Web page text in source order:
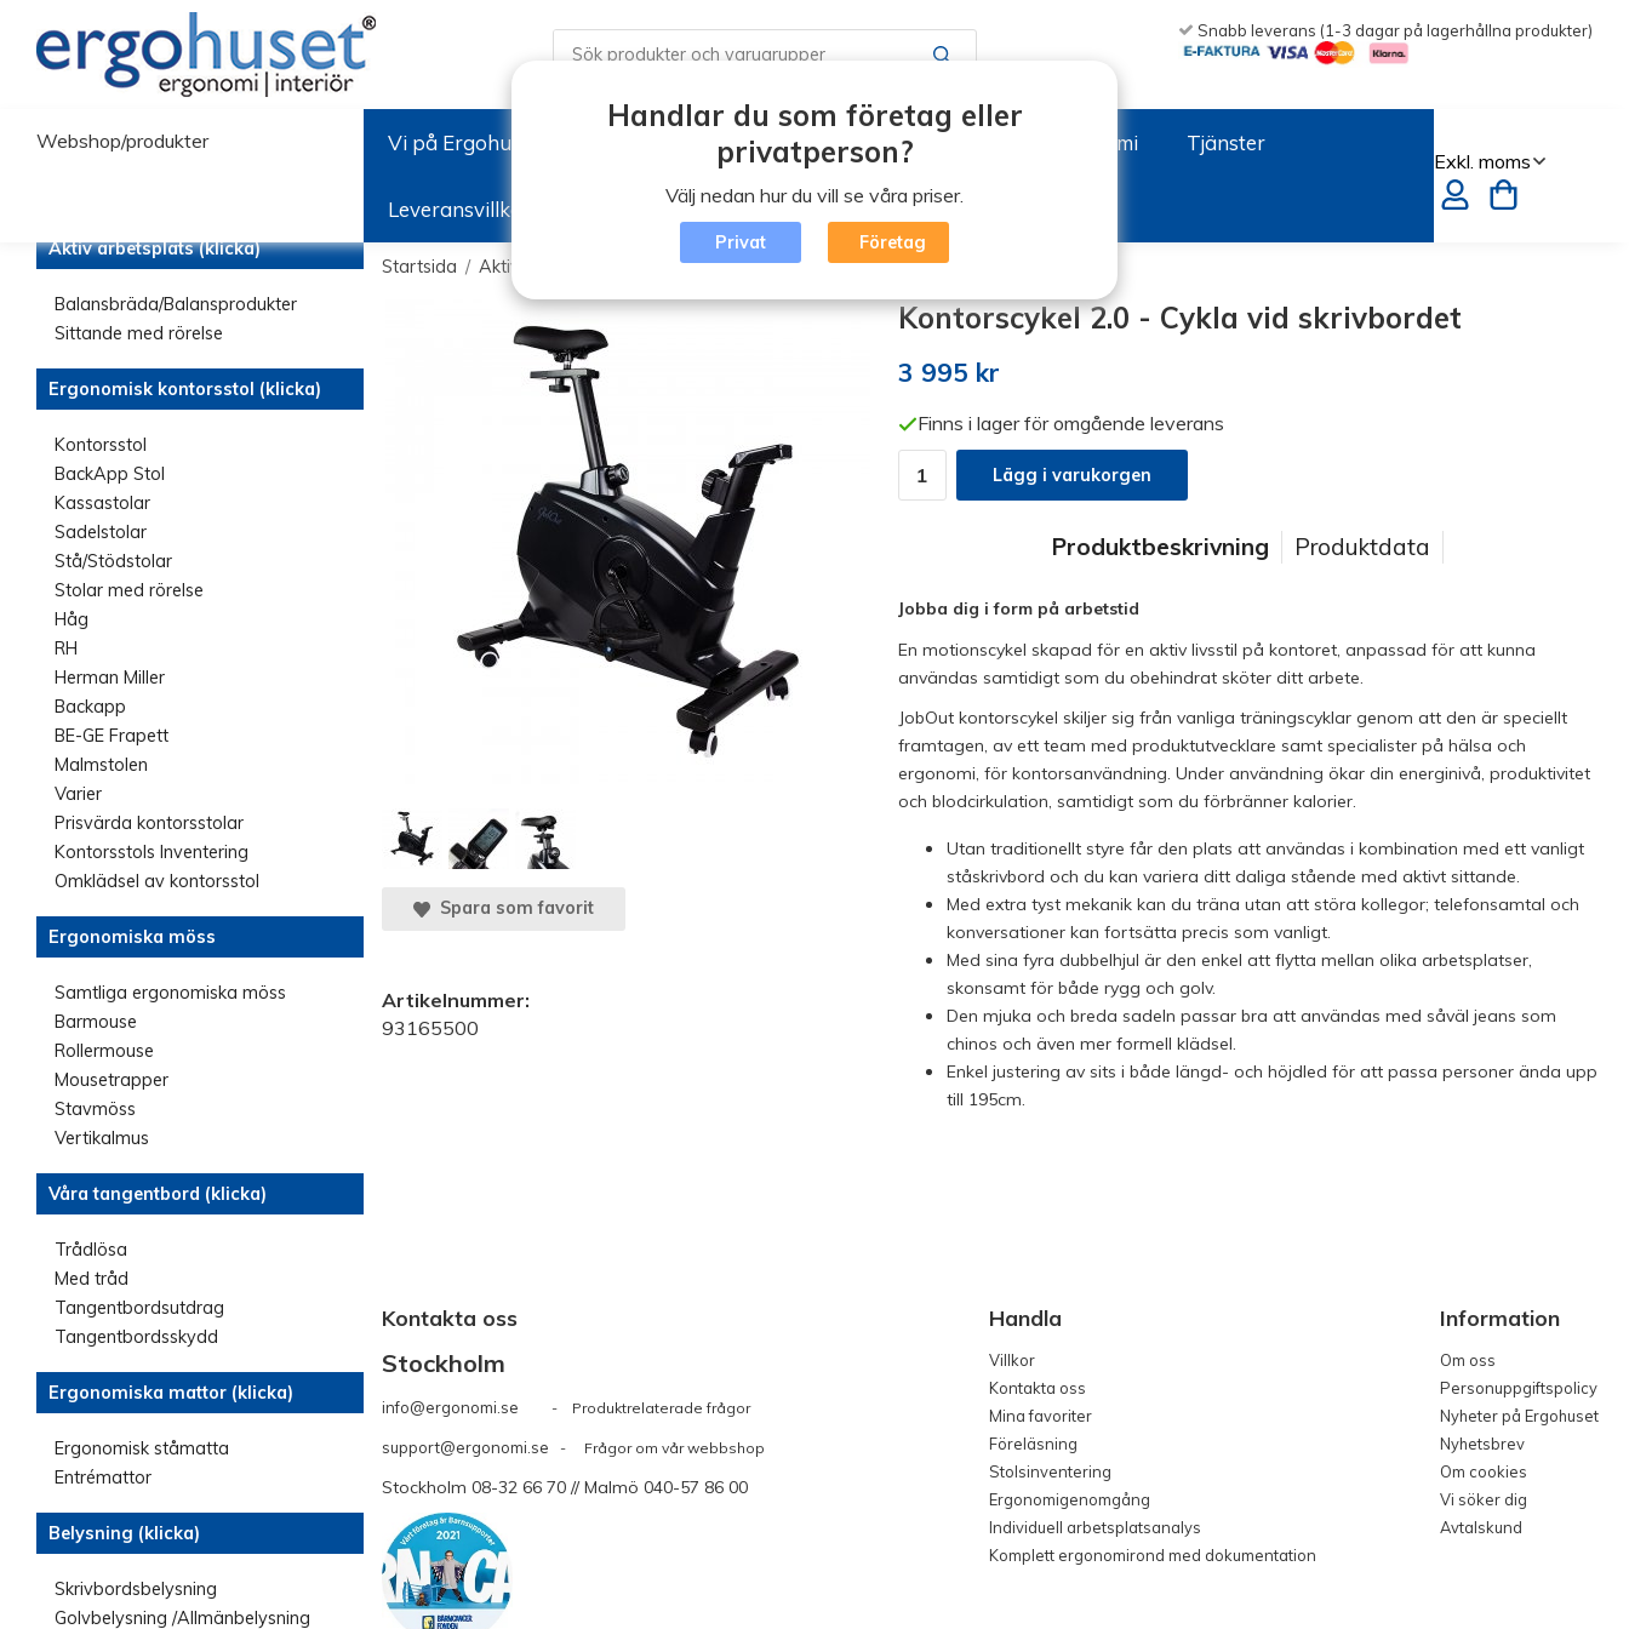
Snabb leverans (1-3 dagar på lagerhållna produkter)
Webshop/produkter Vi på Ergohuset Butiker / Öppettider Boka en tid Vad är Ergonomi Tjänster
Leveransvillkor Logga in
Startsida / Aktiv arbetsplats (klicka) / Kontorscykel 2.0 - Cykla vid skrivbordet
Aktiv arbetsplats (klicka)
Balansbräda/Balansprodukter
Sittande med rörelse
Ergonomisk kontorsstol (klicka)
Kontorsstol
BackApp Stol
Kassastolar
Sadelstolar
Stå/Stödstolar
Stolar med rörelse
Håg
RH
Herman Miller
Backapp
BE-GE Frapett
Malmstolen
Varier
Prisvärda kontorsstolar
Kontorsstols Inventering
Omklädsel av kontorsstol
Ergonomiska möss
Samtliga ergonomiska möss
Barmouse
Rollermouse
Mousetrapper
Stavmöss
Vertikalmus
Våra tangentbord (klicka)
Trådlösa
Med tråd
Tangentbordsutdrag
Tangentbordsskydd
Ergonomiska mattor (klicka)
Ergonomisk ståmatta
Entrémattor
Belysning (klicka)
Skrivbordsbelysning
Golvbelysning /Allmänbelysning
Kontorscykel 2.0 - Cykla vid skrivbordet
3 995 kr
Finns i lager för omgående leverans
Lägg i varukorgen
Produktbeskrivning Produktdata
Jobba dig i form på arbetstid
En motionscykel skapad för en aktiv livsstil på kontoret, anpassad för att kunna
användas samtidigt som du obehindrat sköter ditt arbete.
JobOut kontorscykel skiljer sig från vanliga träningscyklar genom att den är speciellt
framtagen, av ett team med produktutvecklare samt specialister på hälsa och
ergonomi, för kontorsanvändning. Under användning ökar din energinivå, produktivitet
och blodcirkulation, samtidigt som du förbränner kalorier.
Utan traditionellt styre får den plats att användas i kombination med ett vanligt
ståskrivbord och du kan variera ditt daliga stående med aktivt sittande.
Med extra tyst mekanik kan du träna utan att störa kollegor; telefonsamtal och
konversationer kan fortsätta precis som vanligt.
Med sina fyra dubbelhjul är den enkel att flytta mellan olika arbetsplatser,
skonsamt för både rygg och golv.
Den mjuka och breda sadeln passar bra att användas med såväl jeans som
chinos och även mer formell klädsel.
Enkel justering av sits i både längd- och höjdled för att passa personer ända upp
till 195cm.
Spara som favorit
Artikelnummer:
93165500
Kontakta oss
Stockholm
info@ergonomi.se - Produktrelaterade frågor
support@ergonomi.se - Frågor om vår webbshop
Stockholm 08-32 66 70 // Malmö 040-57 86 00
Handla
Villkor
Kontakta oss
Mina favoriter
Föreläsning
Stolsinventering
Ergonomigenomgång
Individuell arbetsplatsanalys
Komplett ergonomirond med dokumentation
Information
Om oss
Personuppgiftspolicy
Nyheter på Ergohuset
Nyhetsbrev
Om cookies
Vi söker dig
Avtalskund
Handlar du som företag eller
privatperson?
Välj nedan hur du vill se våra priser.
Privat Företag